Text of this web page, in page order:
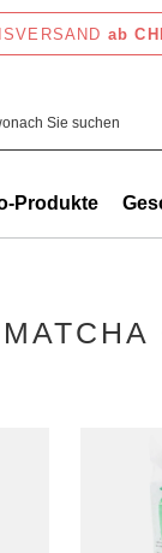
ab
Produkte